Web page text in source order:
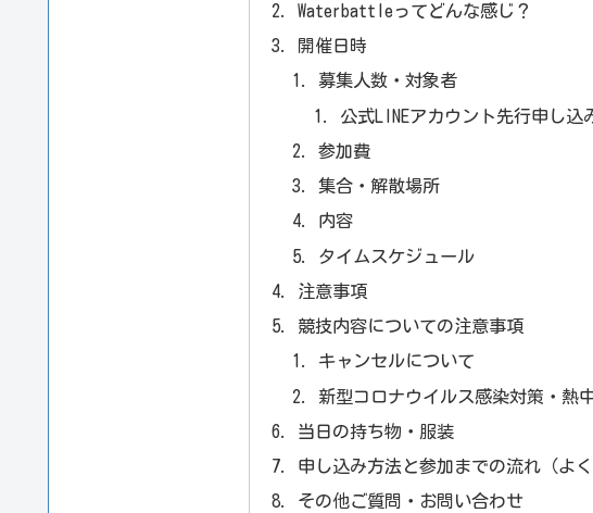
Waterbattleってどんな感じ？
開催日時
募集人数・対象者
公式LINEアカウント先行申し込
参加費
集合・解散場所
内容
タイムスケジュール
注意事項
競技内容についての注意事項
キャンセルについて
新型コロナウイルス感染対策・熱
当日の持ち物・服装
申し込み方法と参加までの流れ（よ
その他ご質問・お問い合わせ